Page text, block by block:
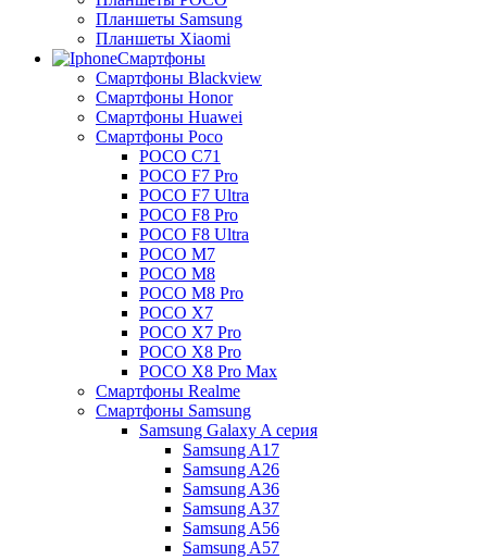
Планшеты Samsung
Планшеты Xiaomi
Смартфоны
Смартфоны Blackview
Смартфоны Honor
Смартфоны Huawei
Смартфоны Poco
POCO C71
POCO F7 Pro
POCO F7 Ultra
POCO F8 Pro
POCO F8 Ultra
POCO M7
POCO M8
POCO M8 Pro
POCO X7
POCO X7 Pro
POCO X8 Pro
POCO X8 Pro Max
Смартфоны Realme
Смартфоны Samsung
Samsung Galaxy A серия
Samsung A17
Samsung A26
Samsung A36
Samsung A37
Samsung A56
Samsung A57